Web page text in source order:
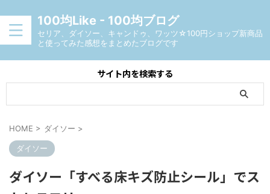
100均Like - 100均ブログ
セリア、ダイソー、キャンドゥ、ワッツ☆100円ショップ新商品
と使ってみた感想をまとめたブログです
サイト内を検索する
HOME > ダイソー >
ダイソー
ダイソー「すべる床キズ防止シール」でス